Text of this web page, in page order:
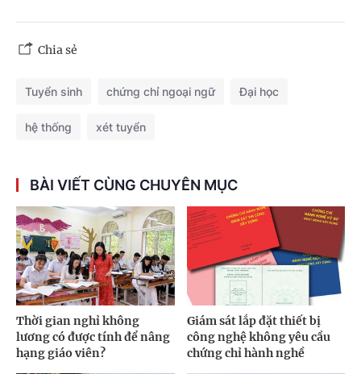
Chia sẻ
Tuyển sinh chứng chỉ ngoại ngữ Đại học
hệ thống xét tuyển
BÀI VIẾT CÙNG CHUYÊN MỤC
Thời gian nghỉ không
lương có được tính để nâng
hạng giáo viên?
Giám sát lắp đặt thiết bị
công nghệ không yêu cầu
chứng chỉ hành nghề